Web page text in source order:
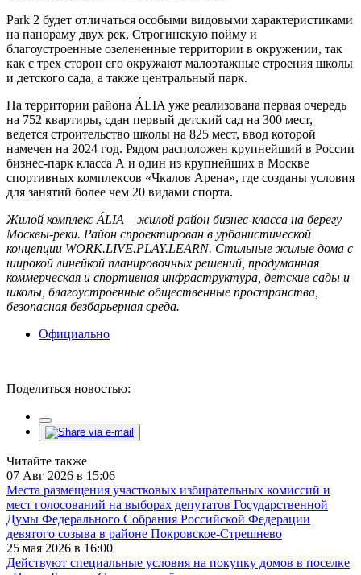
Park 2 будет отличаться особыми видовыми характеристиками
на панораму двух рек, Строгинскую пойму и
благоустроенные озелененные территории в окружении, так
как с трех сторон его окружают малоэтажные строения школы
и детского сада, а также центральный парк.
На территории района ÁLIA уже реализована первая очередь
на 752 квартиры, сдан первый детский сад на 300 мест,
ведется строительство школы на 825 мест, ввод которой
намечен на 2024 год. Рядом расположен крупнейший в России
бизнес-парк класса А и один из крупнейших в Москве
спортивных комплексов «Чкалов Арена», где созданы условия
для занятий более чем 20 видами спорта.
Жилой комплекс ÁLIA – жилой район бизнес-класса на берегу
Москвы-реки. Район спроектирован в урбанистической
концепции WORK.LIVE.PLAY.LEARN. Стильные жилые дома с
широкой линейкой планировочных решений, продуманная
коммерческая и спортивная инфраструктура, детские сады и
школы, благоустроенные общественные пространства,
безопасная безбарьерная среда.
Официально
Поделиться новостью:
Читайте также
07 Авг 2026 в 15:06
Места размещения участковых избирательных комиссий и
мест голосований на выборах депутатов Государственной
Думы Федерального Собрания Российской Федерации
девятого созыва в районе Покровское-Стрешнево
25 мая 2026 в 16:00
Действуют специальные условия на покупку домов в поселке